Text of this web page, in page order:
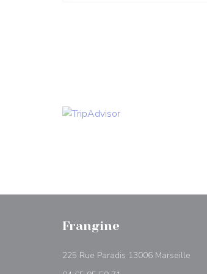
Frangine
225 Rue Paradis 13006 Marseille